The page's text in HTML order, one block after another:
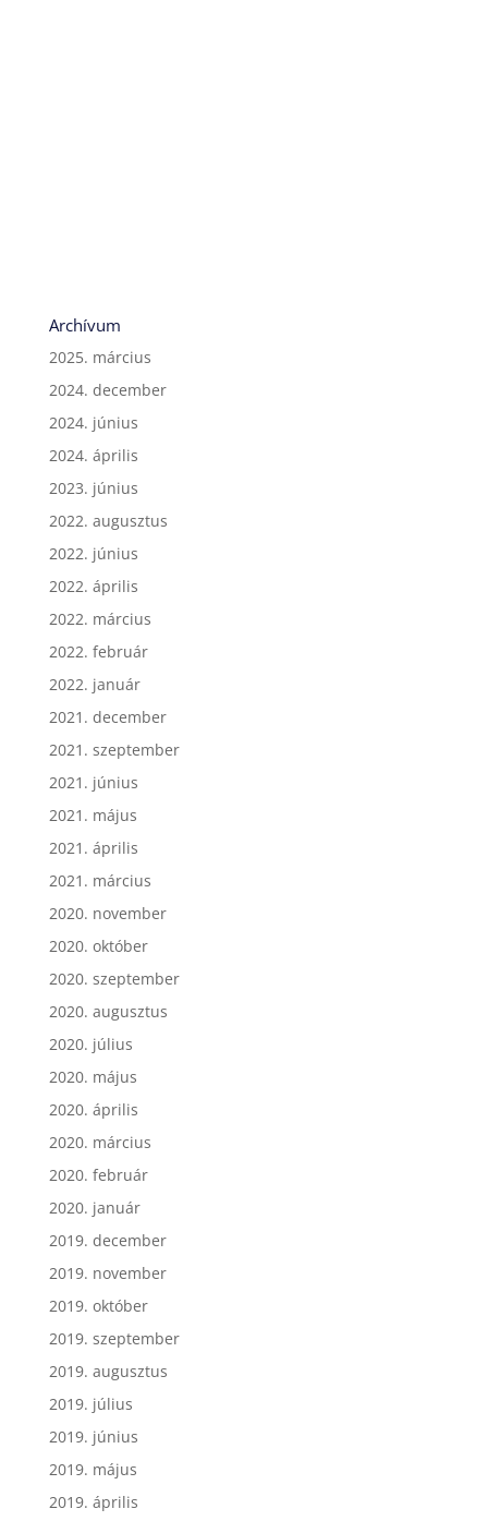
Archívum
2025. március
2024. december
2024. június
2024. április
2023. június
2022. augusztus
2022. június
2022. április
2022. március
2022. február
2022. január
2021. december
2021. szeptember
2021. június
2021. május
2021. április
2021. március
2020. november
2020. október
2020. szeptember
2020. augusztus
2020. július
2020. május
2020. április
2020. március
2020. február
2020. január
2019. december
2019. november
2019. október
2019. szeptember
2019. augusztus
2019. július
2019. június
2019. május
2019. április